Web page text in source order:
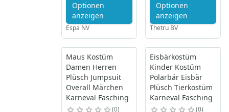
Optionen
anzeigen
Espa NV
Optionen
anzeigen
Thetru BV
Maus Kostüm
Damen Herren
Plüsch Jumpsuit
Overall Märchen
Karneval Fasching
0
Eisbärkostüm
Kinder Kostüm
Polarbär Eisbär
Plüsch Tierkostüm
Karneval Fasching
0